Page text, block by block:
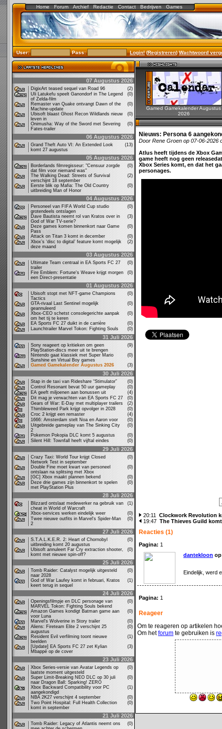
Home Forum Archief Redactie Contact Bedrijven Games
User: Pass: Login!(Registreren)Wachtwoord
07 Augustus 2026
DigixArt teased sequel van Road 96
(2)
Uli Latukefu speelt Ganondorf in The Legend
of Zelda-film
(0)
Remaster van Quake ontvangt Dawn of the
Machine-update
(0)
Ubisoft blaast Ghost Recon Wildlands nieuw
leven in
(0)
Onimusha: Way of the Sword met Severing
Fates-trailer
(0)
06 Augustus 2026
Grand Theft Auto VI: An Extended Look
komt 27 augustus
(13)
05 Augustus 2026
Borderlands filmregisseur: "Censuur zorgde
dat film voor niemand was"
(0)
The Walking Dead: Streets of Survival
verschijnt 18 september
(2)
Eerste blik op Mafia: The Old Country
uitbreiding Man of Honor
(0)
04 Augustus 2026
Personeel van FIFA World Cup studio
grotendeels ontslagen
(0)
Dave Bautista neemt rol van Kratos over in
God of War TV-serie?
(3)
Deze games komen binnenkort naar Game
Pass
(0)
Attack on Titan 3 komt in december
(0)
Xbox’s ‘disc to digital’ feature komt mogelijk
deze maand
(2)
03 Augustus 2026
Ultimate Team centraal in EA Sports FC 27
trailer
(0)
Fire Emblem: Fortune's Weave krijgt morgen
een Direct-presentatie
(0)
01 Augustus 2026
Ubisoft stopt met NFT-game Champions
Tactics
(0)
GTA-rivaal Last Sentinel mogelijk
geannuleerd
(0)
Xbox-CEO schetst consolegerichte aanpak
om het tij te keren
(0)
EA Sports FC 27 duikt in de carrière
(0)
Launchtrailer Marvel Tokon: Fighting Souls
(0)
31 Juli 2026
Sony reageert op kritieken om geen
PlayStation-discs meer uit te brengen
(9)
Nintendo gaat klassiek met Super Mario
Sunshine en Virtual Boy games
(0)
Gamed Gamekalender Augustus 2026
(3)
30 Juli 2026
Stap in de taxi van Rideshare “Stimulator”
(0)
Control Resonant bevat 50 uur gameplay
(0)
EA geeft miljoenen aan bonussen uit
(4)
Dit mag je verwachten van EA Sports FC 27
(0)
Gears of War: E-Day met multiplayer trailers
(2)
Thimbleweed Park krijgt opvolger in 2028
(0)
Croc 2 krijgt een remaster
(4)
1666: Amsterdam stelt Noa en Aaron voor
(0)
Uitgebreide gameplay van The Sinking City
2
(0)
Pokemon Pokopia DLC komt 5 augustus
(0)
Silent Hill: Townfall heeft vijftal eindes
(0)
29 Juli 2026
Crazy Taxi: World Tour krijgt Closed
Network Test in september
(0)
Double Fine moet kwart van personeel
ontslaan na splitsing met Xbox
(0)
[GC] Xbox maakt plannen bekend
(0)
Deze drie games zijn binnenkort te spelen
met PlayStation Plus
(0)
28 Juli 2026
Blizzard ontslaat medewerker na gebruik van
cheat in World of Warcraft
(1)
Xbox-services werken eindelijk weer
(0)
Twee nieuwe outfits in Marvel's Spider-Man
2
(0)
27 Juli 2026
S.T.A.L.K.E.R. 2: Heart of Chornobyl
uitbreiding komt 20 augustus
(0)
Ubisoft annuleert Far Cry extraction shooter,
komt met nieuwe spin-off?
(0)
25 Juli 2026
Tomb Raider: Catalyst mogelijk uitgesteld
naar 2028
(0)
God of War Laufey komt in februari, Kratos
keert terug in sequel
(1)
24 Juli 2026
Openingsfilmpje en DLC personage van
MARVEL Tokon: Fighting Souls bekend
(0)
Amazon Games kondigt Batman game aan
voor Luna
(0)
Marvel's Wolverine in Story trailer
(0)
Aliens: Fireteam Elite 2 verschijnt 25
augustus
(0)
Resident Evil verfilming toont nieuwe
beelden
(1)
[Update] EA Sports FC 27 zet Kylian
Mbappé op de cover
(3)
23 Juli 2026
Xbox Series-versie van Avatar Legends op
laatste moment uitgesteld
(0)
Super Limit-Breaking NEO DLC op 30 juli
naar Dragon Ball: Sparking! ZERO
(0)
Xbox Backward Compatibility voor PC
aangekondigd
(1)
NBA 2K27 verschijnt 4 september
(0)
Two Point Hospital: Full Health Collection
komt in september
(0)
21 Juli 2026
Tomb Raider: Legacy of Atlantis neemt ons
(0)
Gamed Gamekalender Augustus
2026
Nieuws: Persona 6
Door Rene Groen op 07-06-2026
Atlus heeft tijdens de Xbox
game heeft nog geen
Xbox Series komt, en dat het
personages.
20:11
Clockwork Revolution
19:47 The Thieves Guild
Reacties (1)
Pagina: 1
dantekloon op
Eindelijk, werd
Pagina: 1
Reageer
Om te reageren op artikelen
Om hetforum te gebruiken is